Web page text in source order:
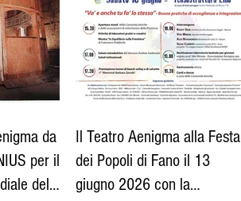
da
per il
del
Il Teatro Aenigma alla Festa
dei Popoli di Fano il 13
giugno 2026 con la